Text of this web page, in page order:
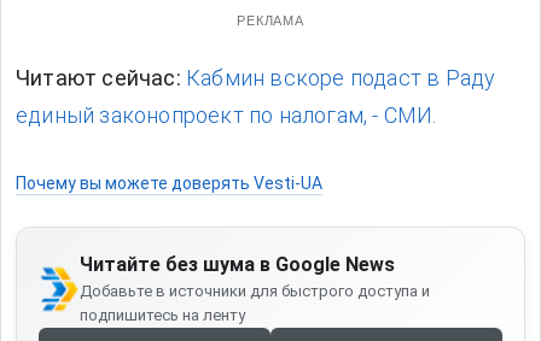
РЕКЛАМА
Читают сейчас: Кабмин вскоре подаст в Раду
единый законопроект по налогам, - СМИ.
Почему вы можете доверять Vesti-UA
Читайте без шума в Google News
Добавьте в источники для быстрого доступа и
подпишитесь на ленту